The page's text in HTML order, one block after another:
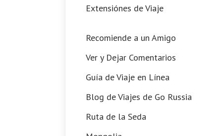
Extensiónes de Viaje
Recomiende a un Amigo
Ver y Dejar Comentarios
Guía de Viaje en Línea
Blog de Viajes de Go Russia
Ruta de la Seda